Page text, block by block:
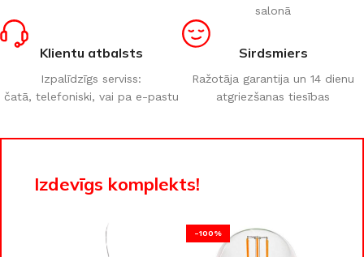
salonā
Klientu atbalsts
Izpalīdzīgs serviss:
čatā, telefoniski, vai pa e-pastu
Sirdsmiers
Ražotāja garantija un 14 dienu
atgriezšanas tiesības
Izdevīgs komplekts!
-100%